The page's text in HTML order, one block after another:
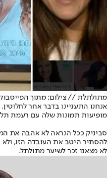
מתולתלת // צילום: מתוך
אנחנו התעניינו בדבר אחר
מופיעות תמונות שלה עם רעמת
סביניק ככל הנראה לא אהבה את
להסתיר היטב את העובדה הזו,
לא מצאנו זכר לשיער מתולתל.